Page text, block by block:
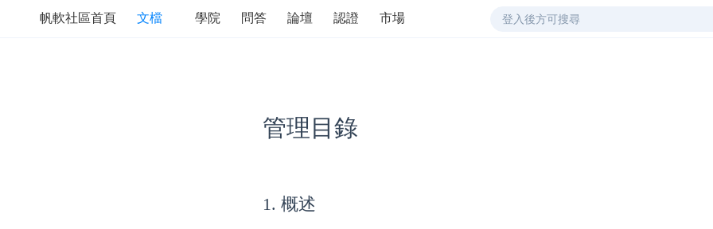
帆軟社區首頁 文檔 學院 問答 論壇 認證 市場
管理目錄
1. 概述